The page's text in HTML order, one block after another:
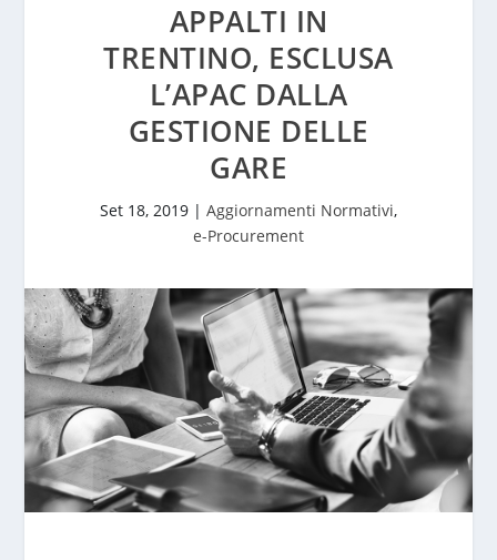
APPALTI IN
TRENTINO, ESCLUSA
L’APAC DALLA
GESTIONE DELLE
GARE
Set 18, 2019 | Aggiornamenti Normativi,
e-Procurement